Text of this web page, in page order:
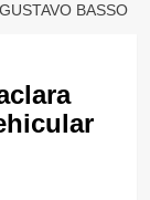
BASSO